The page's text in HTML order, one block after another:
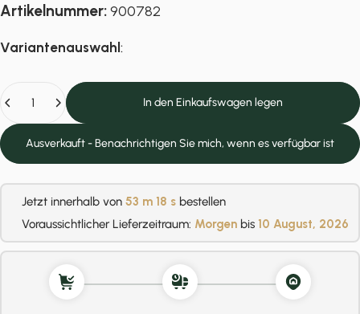
Artikelnummer:900782
Variantenauswahl:
In den Einkaufswagen legen
Ausverkauft - Benachrichtigen Sie mich, wenn es verfügbar ist
Jetzt innerhalb von 53 m 17 s bestellen
Voraussichtlicher Lieferzeitraum: Morgen bis 10 August, 2026